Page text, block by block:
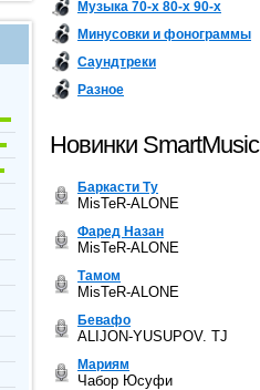
Музыка 70-х 80-х 90-х
Минусовки и фонограммы
Саундтреки
Разное
Новинки SmartMusic
Баркасти Ту
MisTeR-ALONE
Фаред Назан
MisTeR-ALONE
Тамом
MisTeR-ALONE
Бевафо
ALIJON-YUSUPOV. TJ
Мариям
Чабор Юсуфи